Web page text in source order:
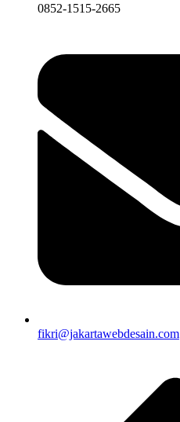
0852-1515-2665
fikri@jakartawebdesain.com